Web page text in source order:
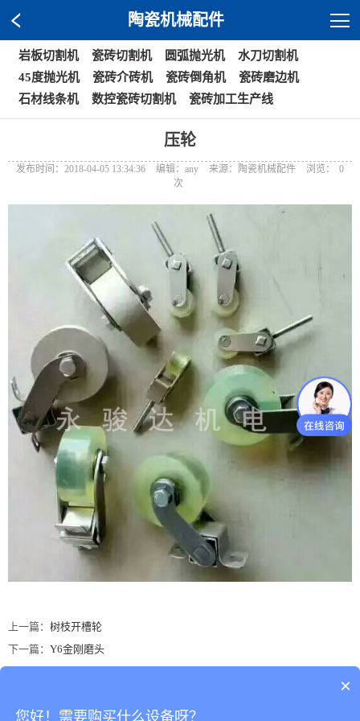
陶瓷机械配件
岩板切割机 瓷砖切割机 圆弧抛光机
水刀切割机
45度抛光机
瓷砖介砖机 瓷砖倒角机
瓷砖磨边机
石材线条机
数控瓷砖切割机 瓷砖加工生产线
压轮
发布时间：2018-04-05 13:34:36 编辑：any 来源：陶瓷机械配件 浏览：
0
次
上一篇： 树枝开槽轮
下一篇： Y6金刚磨头
佛山市南海达骏永陶瓷机械有限公司 版权所有
×
您好！需要购买什么设备呀？